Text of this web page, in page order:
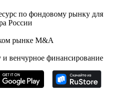
по фондовому рынку для
России
рынке M&A
и венчурное финансирование